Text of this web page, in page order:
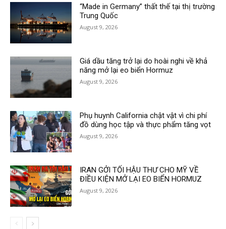
“Made in Germany” thất thế tại thị trường
Trung Quốc
August 9, 2026
Giá dầu tăng trở lại do hoài nghi về khả
năng mở lại eo biển Hormuz
August 9, 2026
Phụ huynh California chật vật vì chi phí
đồ dùng học tập và thực phẩm tăng vọt
August 9, 2026
IRAN GỞI TỐI HẬU THƯ CHO MỸ VỀ
ĐIỀU KIỆN MỞ LẠI EO BIỂN HORMUZ
August 9, 2026